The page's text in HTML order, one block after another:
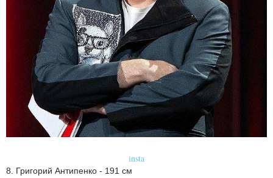
insta
8. Григорий Антипенко - 191 см